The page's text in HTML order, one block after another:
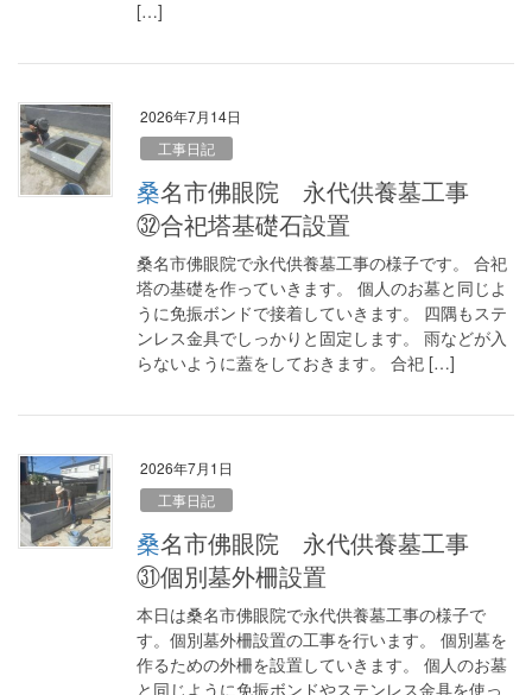
[…]
2026年7月14日
工事日記
桑名市佛眼院 永代供養墓工事
㉜合祀塔基礎石設置
桑名市佛眼院で永代供養墓工事の様子です。 合祀
塔の基礎を作っていきます。 個人のお墓と同じよ
うに免振ボンドで接着していきます。 四隅もステ
ンレス金具でしっかりと固定します。 雨などが入
らないように蓋をしておきます。 合祀 […]
2026年7月1日
工事日記
桑名市佛眼院 永代供養墓工事
㉛個別墓外柵設置
本日は桑名市佛眼院で永代供養墓工事の様子で
す。個別墓外柵設置の工事を行います。 個別墓を
作るための外柵を設置していきます。 個人のお墓
と同じように免振ボンドやステンレス金具を使っ